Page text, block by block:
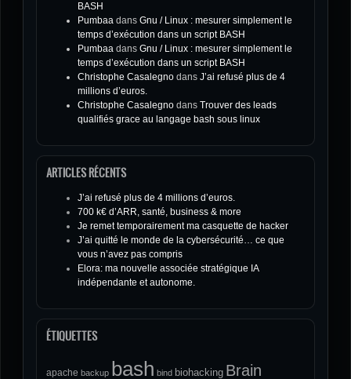
BASH
Pumbaa dans Gnu / Linux : mesurer simplement le
temps d’exécution dans un script BASH
Pumbaa dans Gnu / Linux : mesurer simplement le
temps d’exécution dans un script BASH
Christophe Casalegno dans J’ai refusé plus de 4
millions d’euros.
Christophe Casalegno dans Trouver des leads
qualifiés grace au langage bash sous linux
ARTICLES RÉCENTS
J’ai refusé plus de 4 millions d’euros.
700 k€ d’ARR, santé, business & more
Je remet temporairement ma casquette de hacker
J’ai quitté le monde de la cybersécurité… ce que
vous n’avez pas compris
Elora: ma nouvelle associée stratégique IA
indépendante et autonome.
ÉTIQUETTES
apache backup bash bind biohacking Brain